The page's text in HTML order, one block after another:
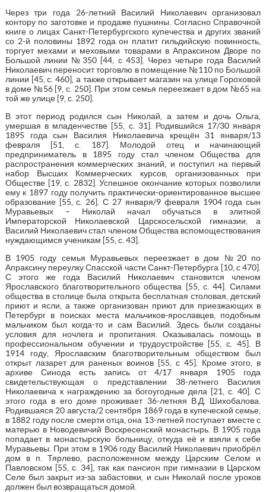
Через три года 26-летний Василий Николаевич организовал
контору по заготовке и продаже пушнины. Согласно Справочной
книге о лицах Санкт-Петербургского купечества и других званий
со 2-й половины 1892 года он платит гильдийскую повинность,
торгует мехами и меховыми товарами в Апраксином Дворе по
Большой линии №350 [44, с 453]. Через четыре года Василий
Николаевич переносит торговлю в помещение №110 по Большой
линии [45, с. 460], а также открывает магазин на улице Гороховой
в доме №56 [9, с. 250]. При этом семья переезжает в дом №65 на
той же улице [9, с. 250].
В этот период родился сын Николай, а затем и дочь Ольга,
умершая в младенчестве [55, с. 31]. Родившийся 17/30 января
1895 года сын Василия Николаевича крещён 31 января/13
февраля [51, с. 187]. Молодой отец и начинающий
предприниматель в 1895 году стал членом Общества для
распространения коммерческих знаний, и поступил на первый
набор Высших Коммерческих курсов, организованных при
Обществе [19, с. 2832]. Успешное окончание которых позволили
ему к 1897 году получить практически-ориентированное высшее
образование [55, с. 26]. С 27 января/9 февраля 1904 года сын
Муравьевых – Николай начал обучаться в элитной
Императорской Николаевской Царскосельской гимназии, а
Василий Николаевич стал членом Общества вспомоществования
нуждающимся ученикам [55, с. 43].
В 1905 году семья Муравьевых переезжает в дом №20 по
Апраксину переулку Спасской части Санкт-Петербурга [10, с 470].
С этого же года Василий Николаевич становится членом
Ярославского благотворительного общества [55, с. 44]. Силами
общества в столице была открыта бесплатная столовая, детский
приют и ясли, а также организован приют для приезжающих в
Петербург в поисках места мальчиков-ярославцев, подобным
мальчиком был когда-то и сам Василий. Здесь были созданы
условия для ночлега и пропитания. Оказывалась помощь в
профессиональном обучении и трудоустройстве [55, с. 45]. В
1914 году, Ярославским благотворительным обществом был
открыт лазарет для раненых воинов [55, с 45]. Кроме этого, в
архиве Синода есть запись от 4/17 января 1905 года
свидетельствующая о представлении 38-летнего Василия
Николаевича к награждению за богоугодные дела [21, с. 40]. С
этого года в его доме проживает 36-летняя В.Д. Шихобалова.
Родившаяся 20 августа/2 сентября 1869 года в купеческой семье,
в 1882 году после смерти отца, она 13-летней поступает вместе с
матерью в Новодевичий Воскресенский монастырь. В 1905 года
попадает в монастырскую больницу, откуда её и взяли к себе
Муравьевы. При этом в 1906 году Василий Николаевич приобрёл
дом в п. Тярлево, расположенном между Царским Селом и
Павловском [55, с. 34], так как пансион при гимназии в Царском
Селе был закрыт из-за забастовки, и сын Николай после уроков
должен был возвращаться домой.